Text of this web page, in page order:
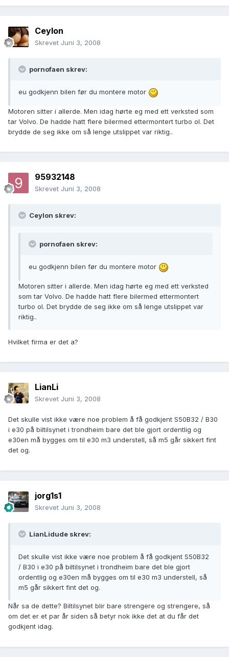
Ceylon
Skrevet Juni 3, 2008
pornofaen skrev:
eu godkjenn bilen før du montere motor
Motoren sitter i allerde. Men idag hørte eg med ett verksted som
tar Volvo. De hadde hatt flere bilermed ettermontert turbo ol. Det
brydde de seg ikke om så lenge utslippet var riktig..
95932148
Skrevet Juni 3, 2008
Ceylon skrev:
pornofaen skrev:
eu godkjenn bilen før du montere motor
Motoren sitter i allerde. Men idag hørte eg med ett verksted
som tar Volvo. De hadde hatt flere bilermed ettermontert
turbo ol. Det brydde de seg ikke om så lenge utslippet var
riktig..
Hvilket firma er det a?
LianLi
Skrevet Juni 3, 2008
Det skulle vist ikke være noe problem å få godkjent S50B32 / B30
i e30 på biltilsynet i trondheim bare det ble gjort ordentlig og
e30en må bygges om til e30 m3 understell, så m5 går sikkert fint
det og.
jorg1s1
Skrevet Juni 3, 2008
LianLidude skrev:
Det skulle vist ikke være noe problem å få godkjent S50B32
/ B30 i e30 på biltilsynet i trondheim bare det ble gjort
ordentlig og e30en må bygges om til e30 m3 understell, så
m5 går sikkert fint det og.
Når sa de dette? Biltilsynet blir bare strengere og strengere, så
om det er et par år siden så betyr nok ikke det at du får det
godkjent idag.